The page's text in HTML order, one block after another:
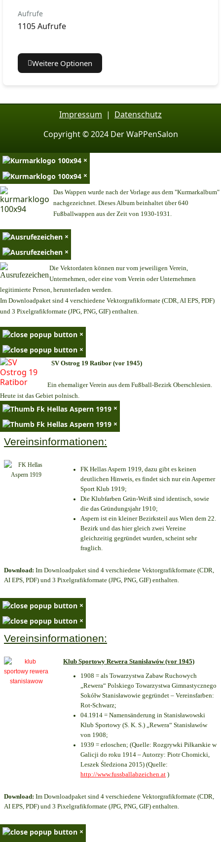
Aufrufe
1105 Aufrufe
Weitere Optionen
Impressum | Datenschutz
Copyright © 2024 Der WaPPenSalon
×
×
Das Wappen wurde nach der Vorlage aus dem "Kurmarkalbum"
nachgezeichnet. Dieses Album beinhaltet über 640
Fußballwappen aus der Zeit von 1930-1931.
×
×
Die Vektordaten können nur vom jeweiligen Verein,
Unternehmen, oder eine vom Verein oder Unternehmen
legitimierte Person, herunterladen werden.
Im Downloadpaket sind 4 verschiedene Vektorgrafikformate (CDR, AI EPS, PDF)
und 3 Pixelgrafikformate (JPG, PNG, GIF) enthalten.
×
×
SV Ostrog 19 Ratibor (vor 1945)
Ein ehemaliger Verein aus dem Fußball-Bezirk Oberschlesien.
Heute ist das Gebiet polnisch.
×
×
Vereinsinformationen:
FK Hellas Aspern 1919, dazu gibt es keinen
deutlichen Hinweis, es findet sich nur ein Asperner
Sport Klub 1919;
Die Klubfarben Grün-Weiß sind identisch, sowie
die das Gründungsjahr 1910;
Aspern ist ein kleiner Bezirksteil aus Wien dem 22.
Bezirk und das hier gleich zwei Vereine
gleichzeitig gegründet wurden, scheint sehr
fraglich.
Download: Im Downloadpaket sind 4 verschiedene Vektorgrafikformate (CDR,
AI EPS, PDF) und 3 Pixelgrafikformate (JPG, PNG, GIF) enthalten.
×
×
Vereinsinformationen:
Klub Sportowy Rewera Stanisławów (vor 1945)
1908 = als Towarzystwa Zabaw Ruchowych
„Rewera“ Polskiego Towarzystwa Gimnastycznego
Sokółw Stanisławowie gegründet – Vereinsfarben:
Rot-Schwarz;
04.1914 = Namensänderung in Stanisławowski
Klub Sportowy (S. K. S.) „Rewera“ Stanisławów
von 1908;
1939 = erloschen; (Quelle: Rozgrywki Piłkarskie w
Galicji do roku 1914 – Autorzy: Piotr Chomicki,
Leszek Śledziona 2015) (Quelle:
http://www.fussballabzeichen.at )
Download: Im Downloadpaket sind 4 verschiedene Vektorgrafikformate (CDR,
AI EPS, PDF) und 3 Pixelgrafikformate (JPG, PNG, GIF) enthalten.
×